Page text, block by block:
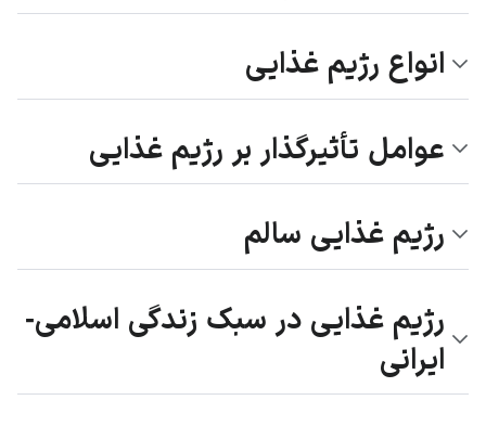
انواع رژیم غذایی
عوامل تأثیرگذار بر رژیم غذایی
رژیم غذایی سالم
رژیم غذایی در سبک زندگی اسلامی-
ایرانی